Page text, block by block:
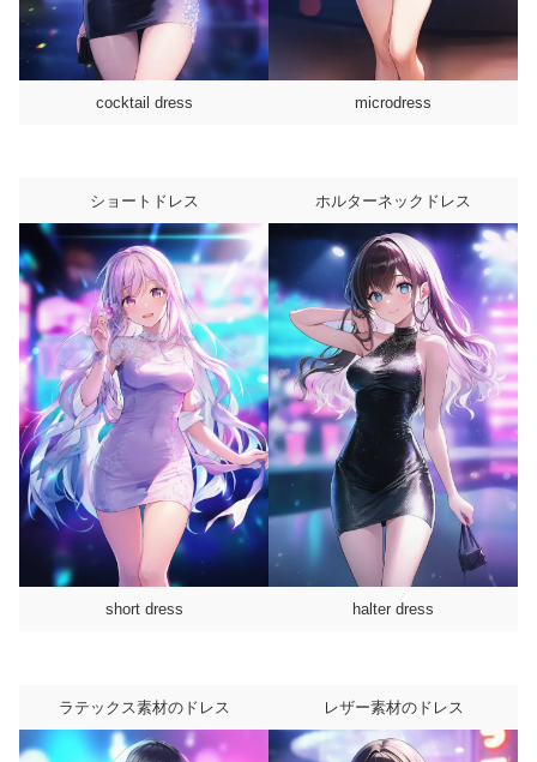
cocktail dress microdress
ショートドレス
short dress
ホルターネックドレス
halter dress
ラテックス素材のドレス レザー素材のドレス